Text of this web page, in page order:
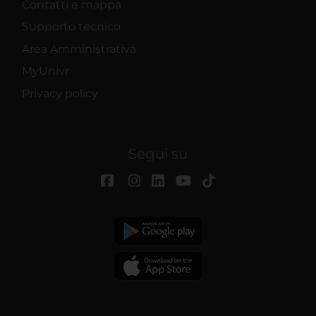
Contatti e mappa
Supporto tecnico
Area Amministrativa
MyUnivr
Privacy policy
Segui su